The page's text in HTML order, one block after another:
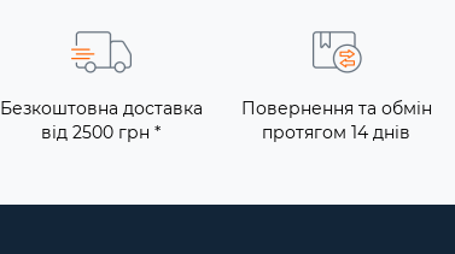
Безкоштовна доставка
від 2500 грн *
Повернення та обмін
протягом 14 днів